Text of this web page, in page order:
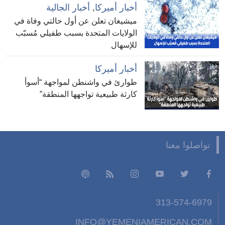
أخبار أميركا, أخبار الجالية
ميشيغان تعلن عن أول حالتي وفاة في
الولايات المتحدة بسبب طفيلي مُسبّب
للإسهال
أخبار أميركا
طوارئ في واشنطن لمواجهة “أسوأ
كارثة طبيعية تواجهها المنطقة”
تواصلوا معنا
313-574-6979
INFO@YEMENIAMERICAN.COM